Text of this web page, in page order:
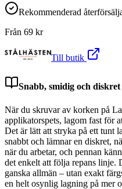
Rekommenderad
Från 69 kr
Till butik
Snabb, smidig och
När du skruvar av korken på
applikatorspets, lagom fast för
Det är lätt att stryka på ett tunt
snabbt och lämnar en diskret,
när du arbetar, och pennan
det enkelt att följa repans linje.
ganska allmän – utan exakt
en helt osynlig lagning på mer